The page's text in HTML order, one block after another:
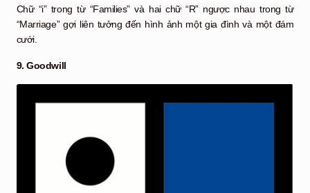
Chữ “i” trong từ “Families” và hai chữ “R” ngược nhau trong từ
“Marriage” gợi liên tưởng đến hình ảnh một gia đình và một đám
cưới.
9. Goodwill